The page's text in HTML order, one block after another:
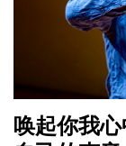
唤起你我